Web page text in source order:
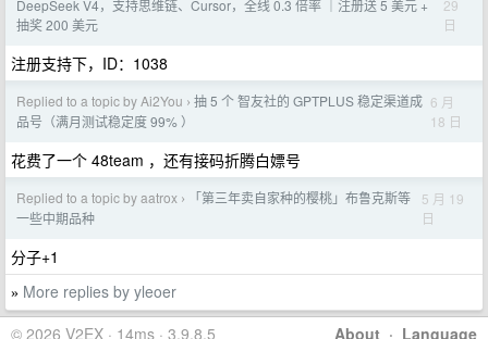
DeepSeek V4，支持思维链、Cursor，全线 0.3 倍率 ｜注册送 5 美元 +
抽奖 200 美元
29
日
注册支持下，ID：1038
Replied to a topic by Ai2You › 抽 5 个 智友社的 GPTPLUS 稳定渠道成
品号（满月测试稳定度 99% ）
6 月
18 日
花费了一个 48team ，还有接码折腾白嫖号
Replied to a topic by aatrox ›
「第三年卖自家种的樱桃」布鲁克斯等
一些中期品种
5 月 19
日
分子+1
» More replies by yleoer
About · Language
© 2026 V2EX · 14ms · 3.9.8.5